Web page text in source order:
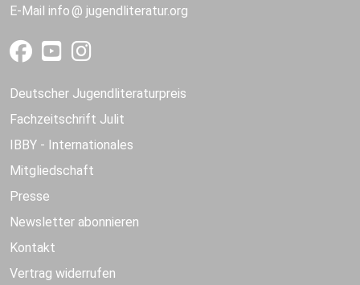
E-Mail info jugendliteratur.org
Deutscher Jugendliteraturpreis
Fachzeitschrift Julit
IBBY - Internationales
Mitgliedschaft
Presse
Newsletter abonnieren
Kontakt
Vertrag widerrufen